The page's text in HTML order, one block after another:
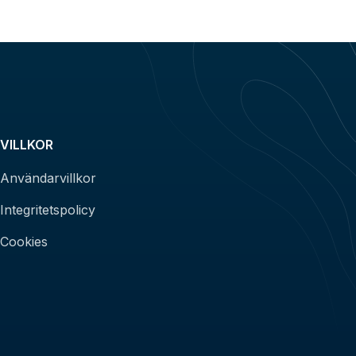
VILLKOR
Användarvillkor
Integritetspolicy
Cookies